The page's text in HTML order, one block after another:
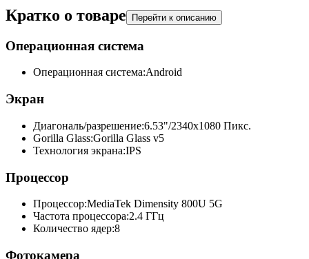
Кратко о товаре Перейти к описанию
Операционная система
Операционная система:Android
Экран
Диагональ/разрешение:6.53"/2340x1080 Пикс.
Gorilla Glass:Gorilla Glass v5
Технология экрана:IPS
Процессор
Процессор:MediaTek Dimensity 800U 5G
Частота процессора:2.4 ГГц
Количество ядер:8
Фотокамера